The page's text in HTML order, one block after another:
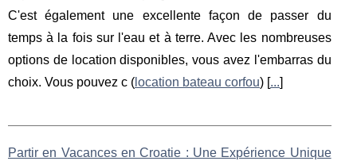
C'est également une excellente façon de passer du
temps à la fois sur l'eau et à terre. Avec les nombreuses
options de location disponibles, vous avez l'embarras du
choix. Vous pouvez c ( location bateau corfou) [...]
Partir en Vacances en Croatie : Une Expérience Unique